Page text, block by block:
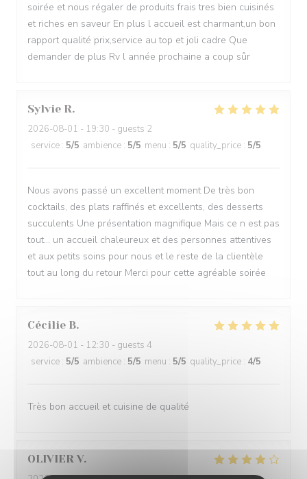
soirée et nous régaler de produits frais tres bien cuisinés
et riches en saveur En plus l accueil est charmant,un bon
rapport qualité prix,service au top et joli cadre Que
demander de plus Rv l année prochaine a coup sûr
Sylvie R
2026-08-01 - 19:30 - guests 2
service : 5/5 ambience : 5/5 menu : 5/5 quality_price : 5/5
Nous avons passé un excellent moment De très bon
cocktails, des plats raffinés et excellents, des desserts
succulents Une présentation magnifique Mais ce n est pas
tout… un accueil chaleureux et des personnes attentives
et aux petits soins pour nous et le reste de la clientèle
tout au long du retour Merci pour cette agréable soirée
Cécilie B
2026-08-01 - 12:30 - guests 4
service : 5/5 ambience : 5/5 menu : 5/5 quality_price : 4/5
Très bon accueil et cuisine de qualité
OLIVIER V